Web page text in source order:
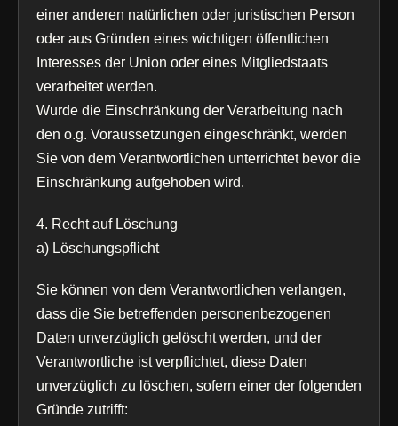
einer anderen natürlichen oder juristischen Person
oder aus Gründen eines wichtigen öffentlichen
Interesses der Union oder eines Mitgliedstaats
verarbeitet werden.
Wurde die Einschränkung der Verarbeitung nach
den o.g. Voraussetzungen eingeschränkt, werden
Sie von dem Verantwortlichen unterrichtet bevor die
Einschränkung aufgehoben wird.
4. Recht auf Löschung
a) Löschungspflicht
Sie können von dem Verantwortlichen verlangen,
dass die Sie betreffenden personenbezogenen
Daten unverzüglich gelöscht werden, und der
Verantwortliche ist verpflichtet, diese Daten
unverzüglich zu löschen, sofern einer der folgenden
Gründe zutrifft: